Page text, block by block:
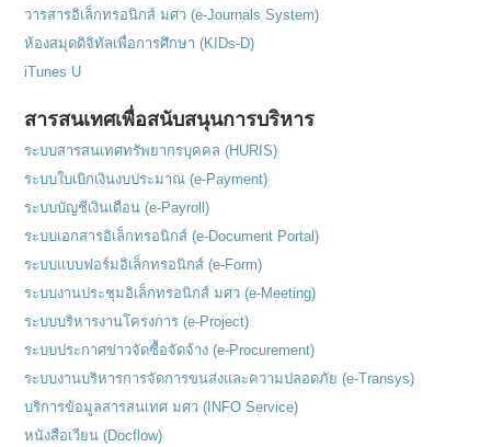
วารสารอิเล็กทรอนิกส์ มศว (e-Journals System)
ห้องสมุดดิจิทัลเพื่อการศึกษา (KIDs-D)
iTunes U
สารสนเทศเพื่อสนับสนุนการบริหาร
ระบบสารสนเทศทรัพยากรบุคคล (HURIS)
ระบบใบเบิกเงินงบประมาณ (e-Payment)
ระบบบัญชีเงินเดือน (e-Payroll)
ระบบเอกสารอิเล็กทรอนิกส์ (e-Document Portal)
ระบบแบบฟอร์มอิเล็กทรอนิกส์ (e-Form)
ระบบงานประชุมอิเล็กทรอนิกส์ มศว (e-Meeting)
ระบบบริหารงานโครงการ (e-Project)
ระบบประกาศข่าวจัดซื้อจัดจ้าง (e-Procurement)
ระบบงานบริหารการจัดการขนส่งและความปลอดภัย (e-Transys)
บริการข้อมูลสารสนเทศ มศว (INFO Service)
หนังสือเวียน (Docflow)